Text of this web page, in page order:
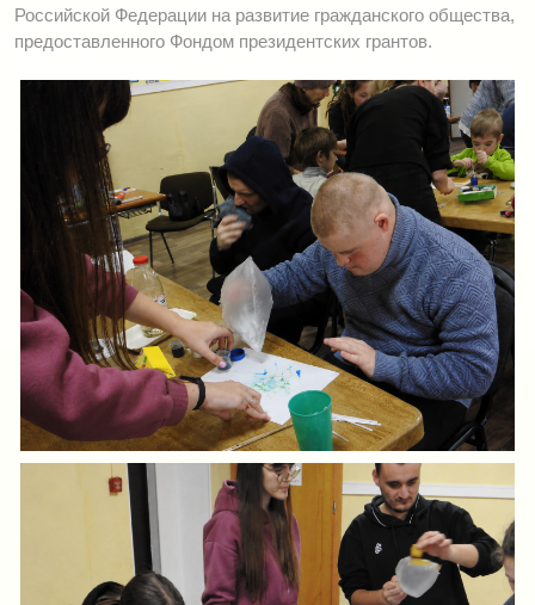
Российской Федерации на развитие гражданского общества,
предоставленного Фондом президентских грантов.